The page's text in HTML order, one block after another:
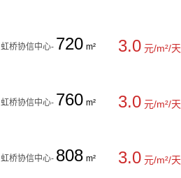
虹桥协信中心- 720 m² 3.0 元/m²/天
虹桥协信中心- 760 m² 3.0 元/m²/天
虹桥协信中心- 808 m² 3.0 元/m²/天